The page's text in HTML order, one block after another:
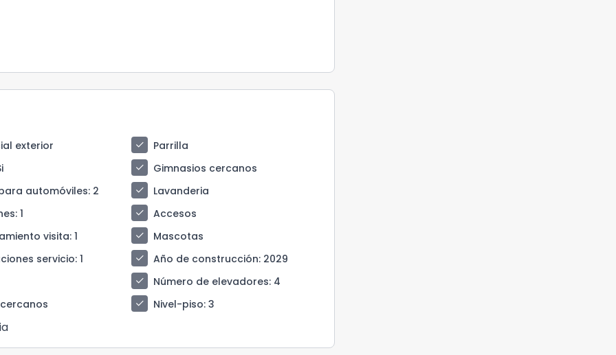
exterior check
Parrilla
check
Gimnasios cercanos
automóviles: 2 check
Lavanderia
: 1 check
Accesos
visita: 1 check
Mascotas
servicio: 1 check Año de construcción: 2029
check Número de elevadores: 4
check Nivel-piso: 3